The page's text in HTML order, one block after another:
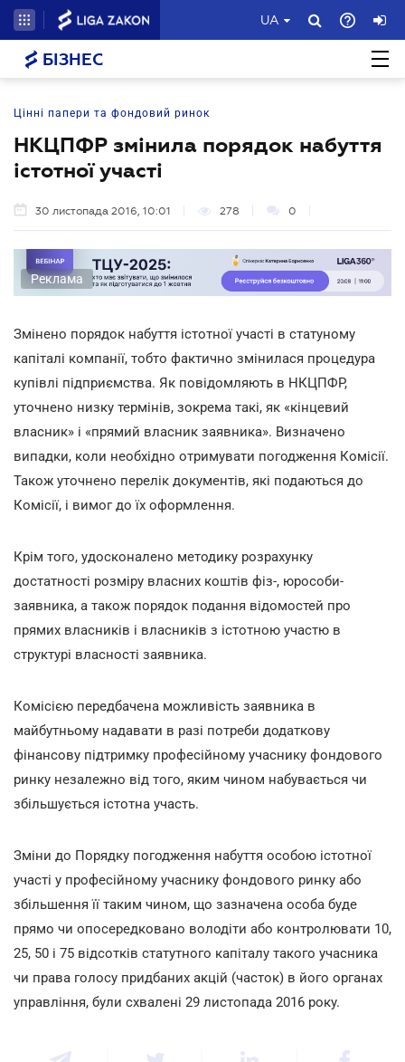
UA
БІЗНЕС
Цінні папери та фондовий ринок
НКЦПФР змінила порядок набуття
істотної участі
30 листопада 2016, 10:01 278 0
Реклама
Змінено порядок набуття істотної участі в статуному
капіталі компанії, тобто фактично змінилася процедура
купівлі підприємства. Як повідомляють в НКЦПФР,
уточнено низку термінів, зокрема такі, як «кінцевий
власник» і «прямий власник заявника». Визначено
випадки, коли необхідно отримувати погодження Комісії.
Також уточнено перелік документів, які подаються до
Комісії, і вимог до їх оформлення.
Крім того, удосконалено методику розрахунку
достатності розміру власних коштів фіз-, юрособи-
заявника, а також порядок подання відомостей про
прямих власників і власників з істотною участю в
структурі власності заявника.
Комісією передбачена можливість заявника в
майбутньому надавати в разі потреби додаткову
фінансову підтримку професійному учаснику фондового
ринку незалежно від того, яким чином набувається чи
збільшується істотна участь.
Зміни до Порядку погодження набуття особою істотної
участі у професійному учаснику фондового ринку або
збільшення її таким чином, що зазначена особа буде
прямо чи опосередковано володіти або контролювати 10,
25, 50 і 75 відсотків статутного капіталу такого учасника
чи права голосу придбаних акцій (часток) в його органах
управління, були схвалені 29 листопада 2016 року.